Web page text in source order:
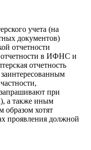
учета (на
документов)
отчетности
отчетности в ИФНС и
отчетность
при
а также иным
образом хотят
проявления должной